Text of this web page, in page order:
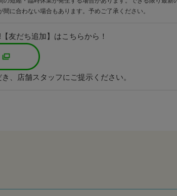
に合わない場合もあります。予めご了承ください。
友だち追加】はこちらから！
、店舗スタッフにご提示ください。